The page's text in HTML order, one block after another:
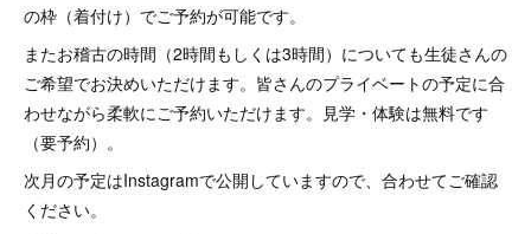
の枠（着付け）でご予約が可能です。
またお稽古の時間（2時間もしくは3時間）についても生徒さんの
ご希望でお決めいただけます。皆さんのプライベートの予定に合
わせながら柔軟にご予約いただけます。見学・体験は無料です
（要予約）。
次月の予定はInstagramで公開していますので、合わせてご確認
ください。